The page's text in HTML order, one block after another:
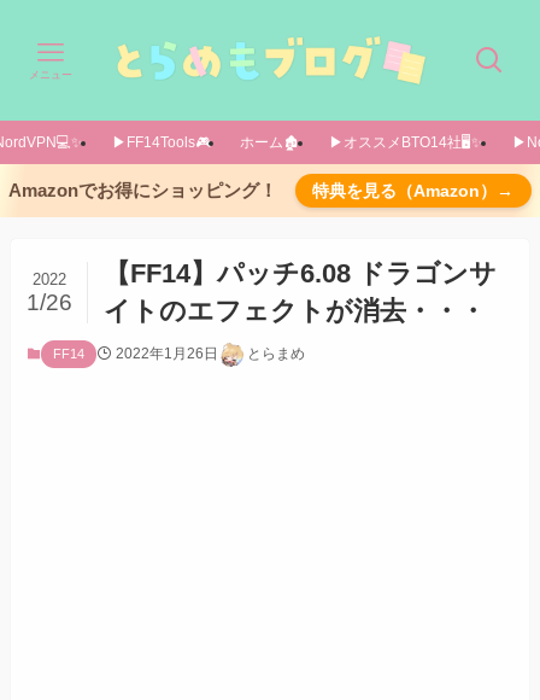
メニュー
▶FF14Tools🎮️ ホーム🏚️ ▶オススメBTO14社🖥️✨️
Amazonでお得にショッピング！ 特典を見る（Amazon）→
【FF14】パッチ6.08 ドラゴンサ
イトのエフェクトが消去・・・
2022
1/26
FF14 2022年1月26日 とらまめ
ありがとうドラゴンサイト
ちいかわリューサン
鮭皮六芒星
脳内に直接エスティニアン